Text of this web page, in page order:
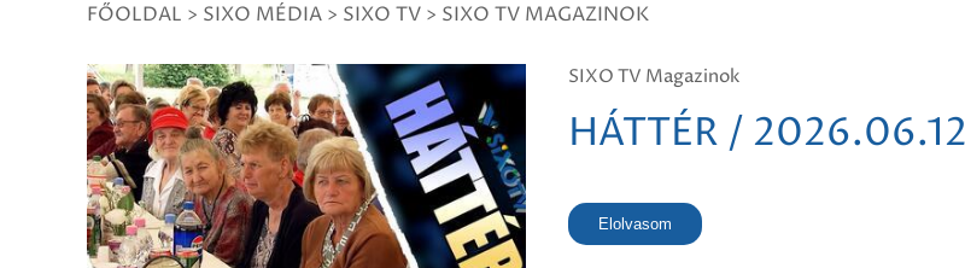
FŐOLDAL > SIXO MÉDIA > SIXO TV > SIXO TV MAGAZINOK
SIXO TV Magazinok
HÁTTÉR /
Elolvasom